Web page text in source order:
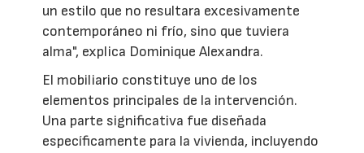
un estilo que no resultara excesivamente
contemporáneo ni frío, sino que tuviera
alma", explica Dominique Alexandra.
El mobiliario constituye uno de los
elementos principales de la intervención.
Una parte significativa fue diseñada
específicamente para la vivienda, incluyendo